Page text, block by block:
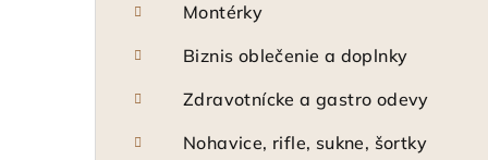
Montérky
Biznis oblečenie a doplnky
Zdravotnícke a gastro odevy
Nohavice, rifle, sukne, šortky